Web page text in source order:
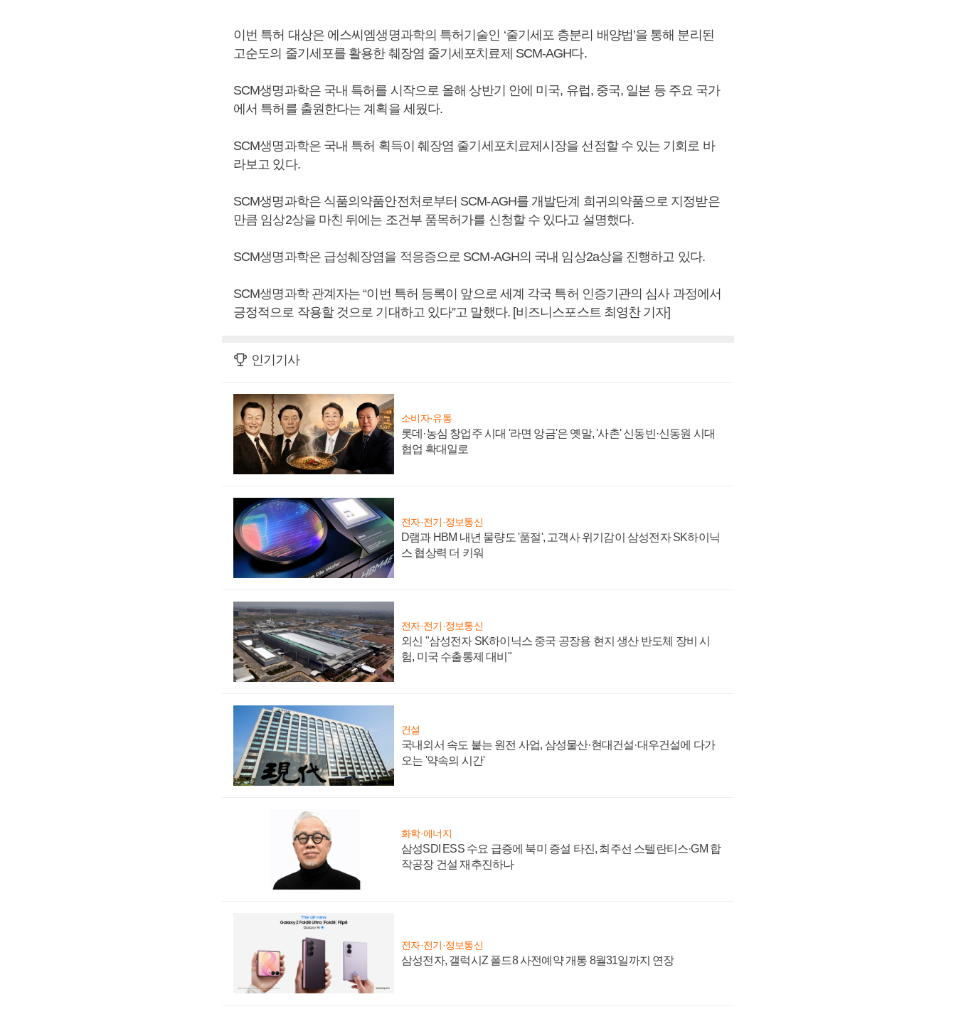
이번 특허 대상은 에스씨엠생명과학의 특허기술인 ‘줄기세포 층분리 배양법’을 통해 분리된
고순도의 줄기세포를 활용한 췌장염 줄기세포치료제 SCM-AGH다.
SCM생명과학은 국내 특허를 시작으로 올해 상반기 안에 미국, 유럽, 중국, 일본 등 주요 국가
에서 특허를 출원한다는 계획을 세웠다.
SCM생명과학은 국내 특허 획득이 췌장염 줄기세포치료제시장을 선점할 수 있는 기회로 바
라보고 있다.
SCM생명과학은 식품의약품안전처로부터 SCM-AGH를 개발단계 희귀의약품으로 지정받은
만큼 임상2상을 마친 뒤에는 조건부 품목허가를 신청할 수 있다고 설명했다.
SCM생명과학은 급성췌장염을 적응증으로 SCM-AGH의 국내 임상2a상을 진행하고 있다.
SCM생명과학 관계자는 “이번 특허 등록이 앞으로 세계 각국 특허 인증기관의 심사 과정에서
긍정적으로 작용할 것으로 기대하고 있다”고 말했다. [비즈니스포스트 최영찬 기자]
인기기사
소비자·유통
롯데·농심 창업주 시대 '라면 앙금'은 옛말, '사촌' 신동빈·신동원 시대
협업 확대일로
전자·전기·정보통신
D램과 HBM 내년 물량도 '품절', 고객사 위기감이 삼성전자 SK하이닉
스 협상력 더 키워
전자·전기·정보통신
외신 "삼성전자 SK하이닉스 중국 공장용 현지 생산 반도체 장비 시
험, 미국 수출통제 대비"
건설
국내외서 속도 붙는 원전 사업, 삼성물산·현대건설·대우건설에 다가
오는 '약속의 시간'
화학·에너지
삼성SDI ESS 수요 급증에 북미 증설 타진, 최주선 스텔란티스·GM 합
작공장 건설 재추진하나
전자·전기·정보통신
삼성전자, 갤럭시Z 폴드8 사전예약 개통 8월31일까지 연장